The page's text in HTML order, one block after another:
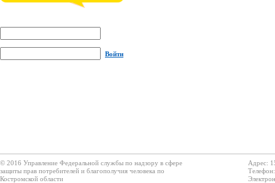
Войти
© 2016 Управление Федеральной службы по надзору в сфере
защиты прав потребителей и благополучия человека по
Костромской области
Адрес: